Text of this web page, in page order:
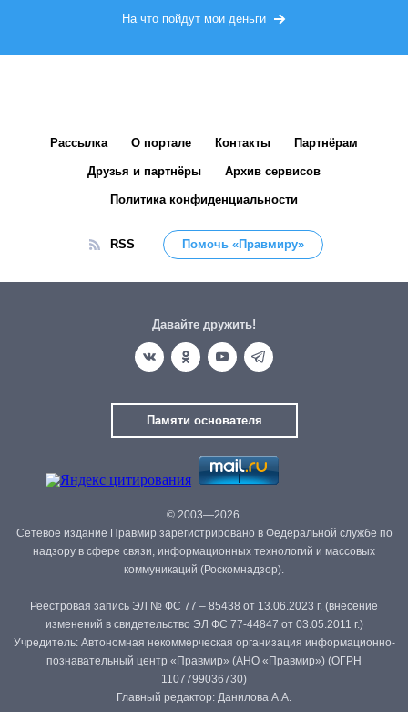
На что пойдут мои деньги
Рассылка О портале Контакты Партнёрам
Друзья и партнёры Архив сервисов
Политика конфиденциальности
RSS Помочь «Правмиру»
Давайте дружить!
Памяти основателя
© 2003—2026.
Сетевое издание Правмир зарегистрировано в Федеральной службе по
надзору в сфере связи, информационных технологий и массовых
коммуникаций (Роскомнадзор).
Реестровая запись ЭЛ № ФС 77 – 85438 от 13.06.2023 г. (внесение
изменений в свидетельство ЭЛ ФС 77-44847 от 03.05.2011 г.)
Учредитель: Автономная некоммерческая организация информационно-
познавательный центр «Правмир» (АНО «Правмир») (ОГРН
1107799036730)
Главный редактор: Данилова А.А.